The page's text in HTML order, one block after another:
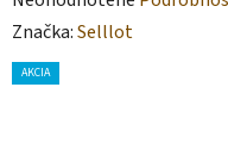
hodnotenie
produktu
Značka:Selllot
AKCIA